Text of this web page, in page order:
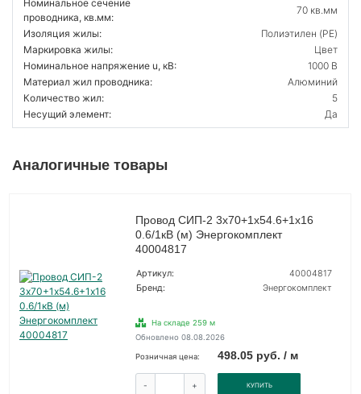
Номинальное сечение
проводника, кв.мм:
70 кв.мм
Изоляция жилы:
Полиэтилен (PE)
Маркировка жилы:
Цвет
Номинальное напряжение u, кВ:
1000 В
Материал жил проводника:
Алюминий
Количество жил:
5
Несущий элемент:
Да
Аналогичные товары
Провод СИП-2 3х70+1х54.6+1х16
0.6/1кВ (м) Энергокомплект
40004817
Артикул:
40004817
Бренд:
Энергокомплект
На складе 259 м
Обновлено 08.08.2026
Розничная цена: 498.05 руб. / м
- + КУПИТЬ